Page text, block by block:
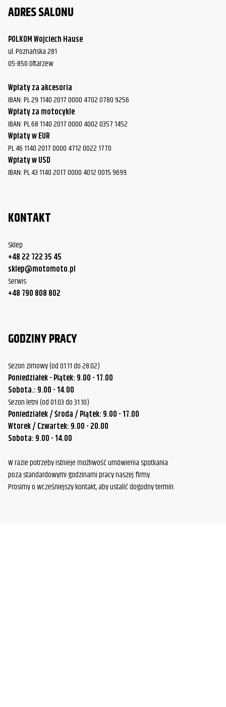
ADRES SALONU
POLKOM Wojciech Hause
ul. Poznańska 281
05-850 Ołtarzew
Wpłaty za akcesoria
IBAN: PL 29 1140 2017 0000 4702 0780 9256
Wpłaty za motocykle
IBAN: PL 68 1140 2017 0000 4002 0357 1452
Wpłaty w EUR
PL 46 1140 2017 0000 4712 0022 1770
Wpłaty w USD
IBAN: PL 43 1140 2017 0000 4012 0015 9699
KONTAKT
Sklep
+48 22 722 35 45
sklep@motomoto.pl
Serwis
+48 790 808 802
GODZINY PRACY
Sezon zimowy (od 01.11 do 28.02)
Poniedziałek - Piątek: 9.00 - 17.00
Sobota.: 9.00 - 14.00
Sezon letni (od 01.03 do 31.10)
Poniedziałek / Środa / Piątek: 9.00 - 17.00
Wtorek / Czwartek: 9.00 - 20.00
Sobota: 9.00 - 14.00
W razie potrzeby istnieje możliwość umówienia spotkania
poza standardowymi godzinami pracy naszej firmy.
Prosimy o wcześniejszy kontakt, aby ustalić dogodny termin.